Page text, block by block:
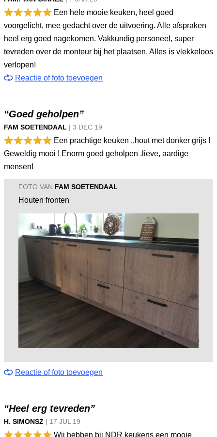
Een hele mooie keuken, heel goed
voorgelicht, mee gedacht over de uitvoering. Alle afspraken
heel erg goed nagekomen. Vakkundig personeel, super
tevreden over de monteur bij het plaatsen. Alles is vlekkeloos
verlopen!
Reactie of foto toevoegen
“Goed geholpen”
FAM SOETENDAAL | 3 DEC 19
Een prachtige keuken ,,hout met donker grijs !
Geweldig mooi ! Enorm goed geholpen .lieve, aardige
mensen!
FOTO VAN FAM SOETENDAAL
Houten fronten
Reactie of foto toevoegen
“Heel erg tevreden”
H. SIMONSZ | 17 JUL 19
Wij hebben bij NDR keukens een mooie